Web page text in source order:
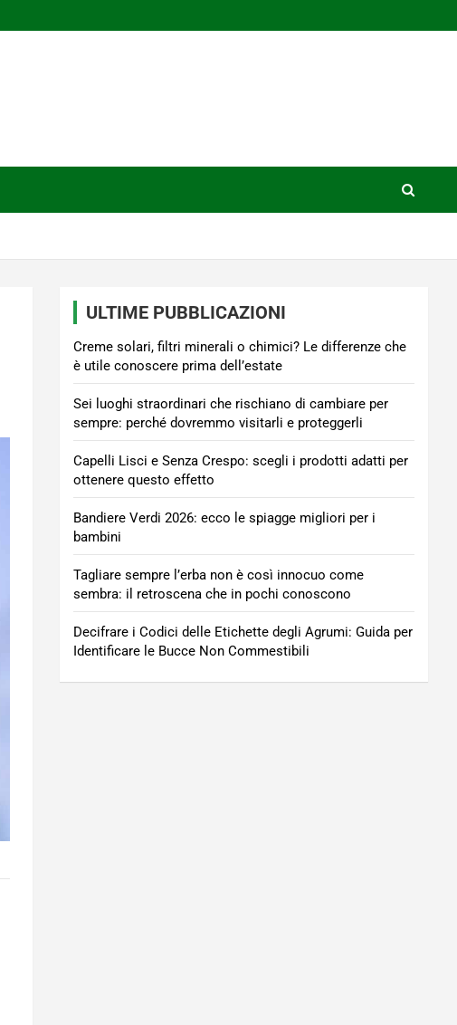
ULTIME PUBBLICAZIONI
Creme solari, filtri minerali o chimici? Le differenze che
è utile conoscere prima dell’estate
Sei luoghi straordinari che rischiano di cambiare per
sempre: perché dovremmo visitarli e proteggerli
Capelli Lisci e Senza Crespo: scegli i prodotti adatti per
ottenere questo effetto
Bandiere Verdi 2026: ecco le spiagge migliori per i
bambini
Tagliare sempre l’erba non è così innocuo come
sembra: il retroscena che in pochi conoscono
Decifrare i Codici delle Etichette degli Agrumi: Guida per
Identificare le Bucce Non Commestibili